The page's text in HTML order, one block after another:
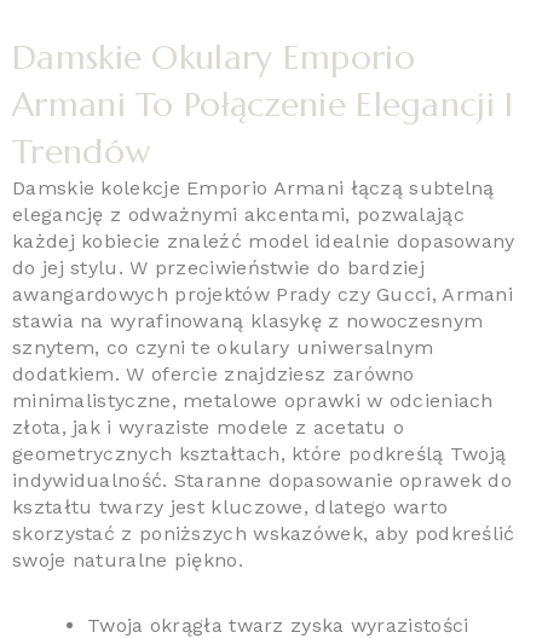
Damskie Okulary Emporio
Armani To Połączenie Elegancji I
Trendów
Damskie kolekcje Emporio Armani łączą subtelną
elegancję z odważnymi akcentami, pozwalając
każdej kobiecie znaleźć model idealnie dopasowany
do jej stylu. W przeciwieństwie do bardziej
awangardowych projektów Prady czy Gucci, Armani
stawia na wyrafinowaną klasykę z nowoczesnym
sznytem, co czyni te okulary uniwersalnym
dodatkiem. W ofercie znajdziesz zarówno
minimalistyczne, metalowe oprawki w odcieniach
złota, jak i wyraziste modele z acetatu o
geometrycznych kształtach, które podkreślą Twoją
indywidualność. Staranne dopasowanie oprawek do
kształtu twarzy jest kluczowe, dlatego warto
skorzystać z poniższych wskazówek, aby podkreślić
swoje naturalne piękno.
Twoja okrągła twarz zyska wyrazistości